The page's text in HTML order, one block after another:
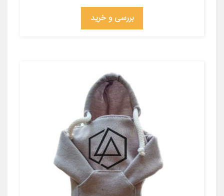
بررسی و خرید